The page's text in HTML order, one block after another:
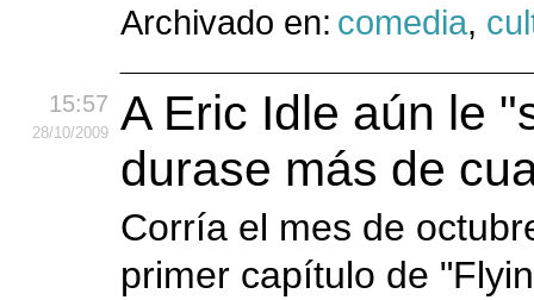
Archivado en: comedia,
15:57
28/10/2009
A Eric Idle aún le
durase más de
Corría el mes de
primer capítulo de